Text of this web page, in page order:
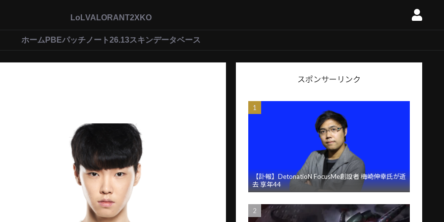
LoLVALORANT2XKO
ホーム PBEパッチノート26.13スキンデータベース
スポンサーリンク
【訃報】DetonatioN FocusMe創設者 梅崎伸幸氏が逝
去 享年44